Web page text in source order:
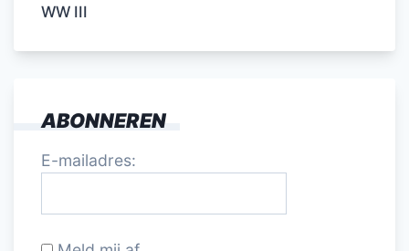
WW III
ABONNEREN
E-mailadres: